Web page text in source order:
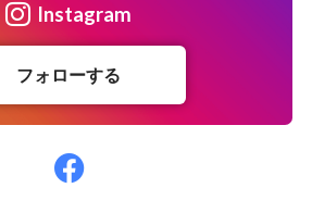
Instagram
フォローする